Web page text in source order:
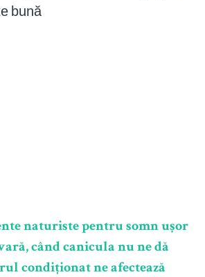
bună
naturiste pentru somn ușor
când canicula nu ne dă
condiționat ne afectează